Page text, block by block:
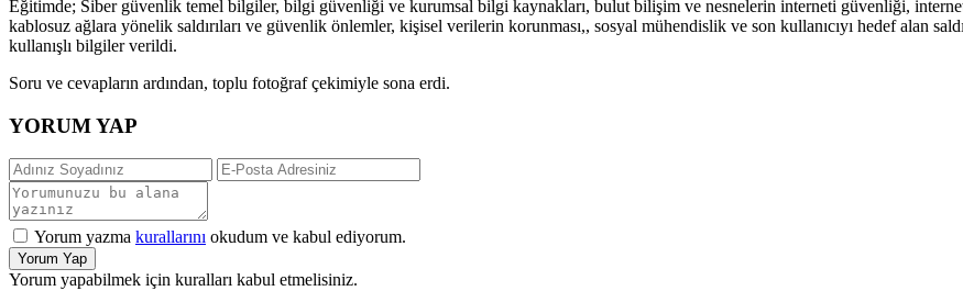
Eğitimde; Siber güvenlik temel bilgiler, bilgi güvenliği ve kurumsal bilgi kaynakları, bulut bilişim ve nesnelerin interneti güvenliği,
kablosuz ağlara yönelik saldırıları ve güvenlik önlemler, kişisel verilerin korunması,, sosyal mühendislik ve son kullanıcıyı hedef alan
kullanışlı bilgiler verildi.
Soru ve cevapların ardından, toplu fotoğraf çekimiyle sona erdi.
YORUM YAP
Yorum yazma kurallarını okudum ve kabul ediyorum.
Yorum Yap
Yorum yapabilmek için kuralları kabul etmelisiniz.